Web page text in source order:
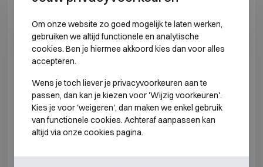
E2 310 H612 B618 D580 H493 B486 D364
E2 330 H1312 B618 D580 H1193 B486
E2 340 H1662 B618 D580
Om onze website zo goed mogelijk te laten werken,
gebruiken we altijd functionele en analytische
cookies. Ben je hiermee akkoord kies dan voor alles
accepteren.
Wens je toch liever je privacyvoorkeuren aan te
passen, dan kan je kiezen voor 'Wijzig voorkeuren'.
Kies je voor 'weigeren', dan maken we enkel gebruik
van functionele cookies. Achteraf aanpassen kan
altijd via onze cookies pagina.